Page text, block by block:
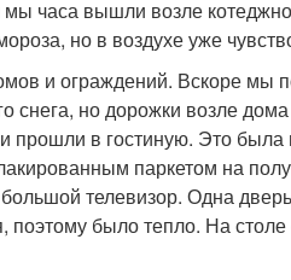
часа вышли возле
но в воздухе уже
и ограждений. Вскоре мы
снега, но дорожки возле
в гостиную. Это была
паркетом на
телевизор. Одна
было тепло. На столе